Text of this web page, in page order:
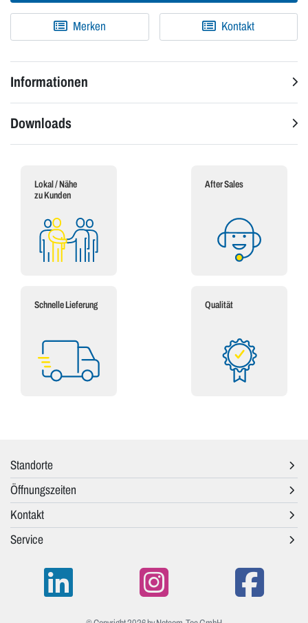
Merken Kontakt
Informationen
Downloads
Lokal / Nähe
zu Kunden
After Sales
Schnelle Lieferung Qualität
Standorte
Öffnungszeiten
Kontakt
Service